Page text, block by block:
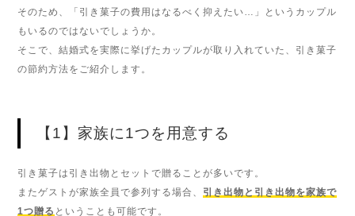
そのため、「引き菓子の費用はなるべく抑えたい…」というカップル
もいるのではないでしょうか。
そこで、結婚式を実際に挙げたカップルが取り入れていた、引き菓子
の節約方法をご紹介します。
【1】家族に1つを用意する
引き菓子は引き出物とセットで贈ることが多いです。
またゲストが家族全員で参列する場合、 引き出物と引き出物を家族で
1つ贈る ということも可能です。